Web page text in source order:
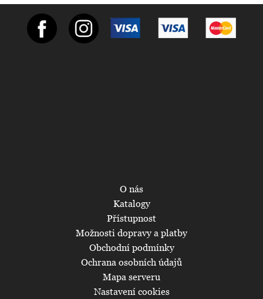
O nás
Katalogy
Přístupnost
Možnosti dopravy a platby
Obchodní podmínky
Ochrana osobních údajů
Mapa serveru
Nastavení cookies